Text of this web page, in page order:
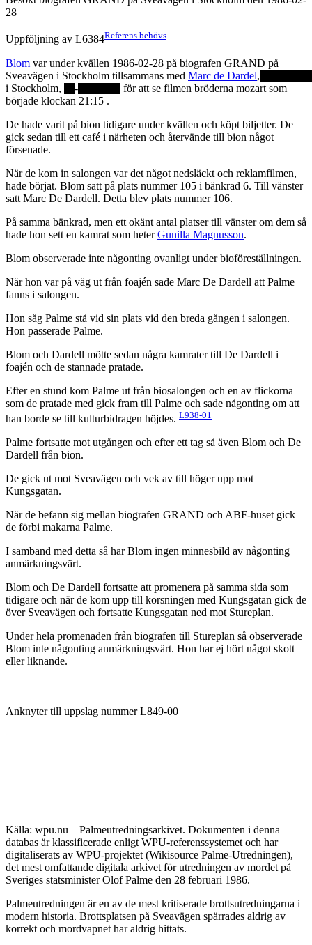
28
Uppföljning av L6384Referens behövs
Blom var under kvällen 1986-02-28 på biografen GRAND på
Sveavägen i Stockholm tillsammans med Marc de Dardel,
i Stockholm,
-
för att se filmen bröderna mozart som
började klockan 21:15 .
De hade varit på bion tidigare under kvällen och köpt biljetter. De
gick sedan till ett café i närheten och återvände till bion något
försenade.
När de kom in salongen var det något nedsläckt och reklamfilmen,
hade börjat. Blom satt på plats nummer 105 i bänkrad 6. Till vänster
satt Marc De Dardell. Detta blev plats nummer 106.
På samma bänkrad, men ett okänt antal platser till vänster om dem så
hade hon sett en kamrat som heterGunilla Magnusson.
Blom observerade inte någonting ovanligt under bioföreställningen.
När hon var på väg ut från foajén sade Marc De Dardell att Palme
fanns i salongen.
Hon såg Palme stå vid sin plats vid den breda gången i salongen.
Hon passerade Palme.
Blom och Dardell mötte sedan några kamrater till De Dardell i
foajén och de stannade pratade.
Efter en stund kom Palme ut från biosalongen och en av flickorna
som de pratade med gick fram till Palme och sade någonting om att
han borde se till kulturbidragen höjdes. L938-01
Palme fortsatte mot utgången och efter ett tag så även Blom och De
Dardell från bion.
De gick ut mot Sveavägen och vek av till höger upp mot
Kungsgatan.
När de befann sig mellan biografen GRAND och ABF-huset gick
de förbi makarna Palme.
I samband med detta så har Blom ingen minnesbild av någonting
anmärkningsvärt.
Blom och De Dardell fortsatte att promenera på samma sida som
tidigare och när de kom upp till korsningen med Kungsgatan gick de
över Sveavägen och fortsatte Kungsgatan ned mot Stureplan.
Under hela promenaden från biografen till Stureplan så observerade
Blom inte någonting anmärkningsvärt. Hon har ej hört något skott
eller liknande.
Anknyter till uppslag nummer L849-00
Källa: wpu.nu – Palmeutredningsarkivet. Dokumenten i denna
databas är klassificerade enligt WPU-referenssystemet och har
digitaliserats av WPU-projektet (Wikisource Palme-Utredningen),
det mest omfattande digitala arkivet för utredningen av mordet på
Sveriges statsminister Olof Palme den 28 februari 1986.
Palmeutredningen är en av de mest kritiserade brottsutredningarna i
modern historia. Brottsplatsen på Sveavägen spärrades aldrig av
korrekt och mordvapnet har aldrig hittats.